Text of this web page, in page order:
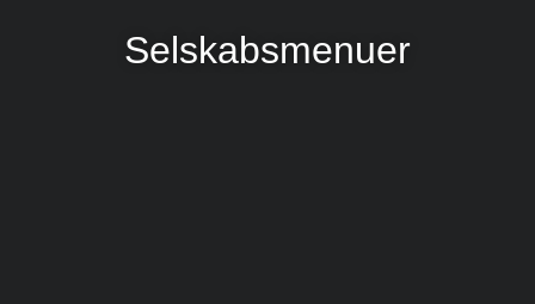
Selskabsmenuer